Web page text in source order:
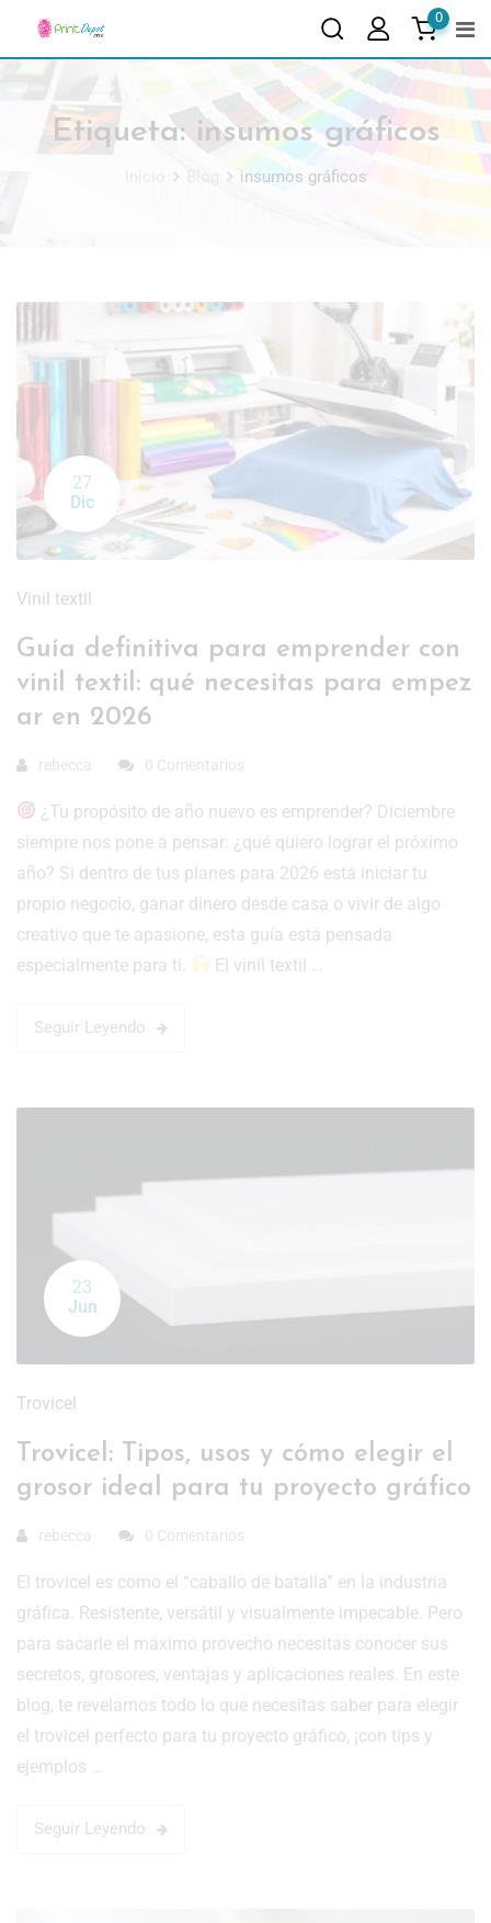
0
Etiqueta: insumos gráficos
insumos gráficos
27
Dic
Vinil textil
Guía definitiva para emprender con
vinil textil: qué necesitas para empez
ar en 2026
rebecca 0 Comentarios
¿Tu propósito de año nuevo es emprender? Diciembre
siempre nos pone a pensar: ¿qué quiero lograr el próximo
año? Si dentro de tus planes para 2026 está iniciar tu
propio negocio, ganar dinero desde casa o vivir de algo
creativo que te apasione, esta guía está pensada
especialmente para ti.
El vinil textil …
Seguir Leyendo
23
Jun
Trovicel
Trovicel: Tipos, usos y cómo elegir el
grosor ideal para tu proyecto gráfico
rebecca 0 Comentarios
El trovicel es como el “caballo de batalla” en la industria
gráfica. Resistente, versátil y visualmente impecable. Pero
para sacarle el máximo provecho necesitas conocer sus
secretos, grosores, ventajas y aplicaciones reales. En este
blog, te revelamos todo lo que necesitas saber para elegir
el trovicel perfecto para tu proyecto gráfico, ¡con tips y
ejemplos …
Seguir Leyendo